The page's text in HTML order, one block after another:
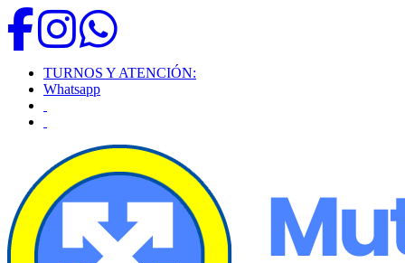
TURNOS Y ATENCIÓN:
Whatsapp